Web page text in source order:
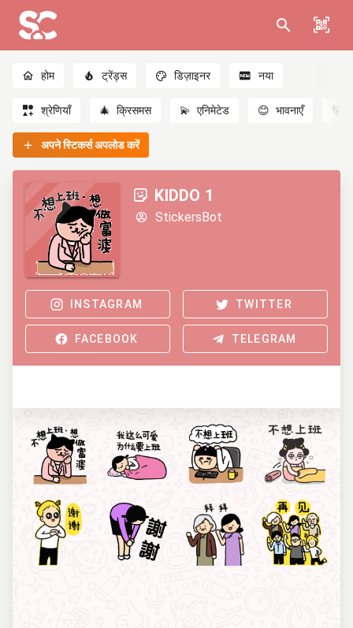
होम ट्रेंड्स डिज़ाइनर नया
श्रेणियाँ 🎄 क्रिसमस 💫 एनिमेटेड 😊 भावनाएँ 🐻
अपने स्टिकर्स अपलोड करें
KIDDO 1
StickersBot
INSTAGRAM TWITTER
FACEBOOK TELEGRAM